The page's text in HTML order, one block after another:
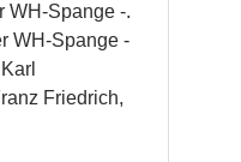
WH-Spange -.
WH-Spange -
Friedrich,